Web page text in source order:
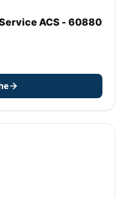
ACS - 60880